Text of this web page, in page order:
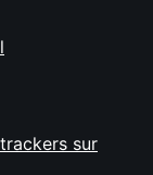
sur